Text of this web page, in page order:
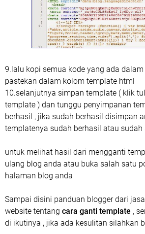
9.lalu kopi semua kode yang ada
pastekan dalam kolom template html
10.selanjutnya simpan template ( klik
template ) dan tunggu penyimpanan
berhasil , jika sudah berhasil disimpan
templatenya sudah berhasil atau sudah
untuk melihat hasil dari mengganti
ulang blog anda atau buka salah satu
halaman blog anda
Sampai disini panduan blogger dari
website tentang cara ganti template ,
di ikutinya , jika ada kesulitan silahkan